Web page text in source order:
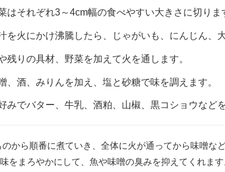
はそれぞれ3～4cm幅の食べやすい大きさに切りま
を火にかけ沸騰したら、じゃがいも、にんじん、
残りの具材、野菜を加えて火を通します。
、酒、みりんを加え、塩と砂糖で味を調えます。
みでバター、牛乳、酒粕、山椒、黒コショウなど
から順番に煮ていき、全体に火が通ってから味噌な
をまろやかにして、魚や味噌の臭みを抑えてくれま